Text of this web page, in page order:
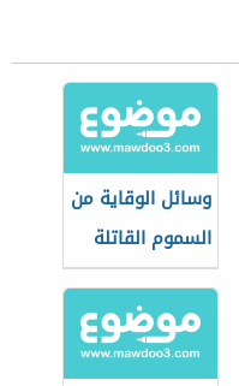
وسائل الوقاية من
السموم القاتلة